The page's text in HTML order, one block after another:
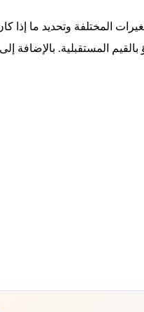
المختلفة وتحديد ما إذا
بالقيم المستقبلية. بالإضافة